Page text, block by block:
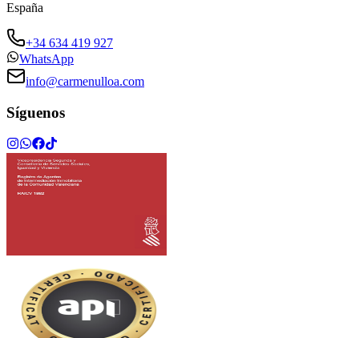
España
+34 634 419 927
WhatsApp
info@carmenulloa.com
Síguenos